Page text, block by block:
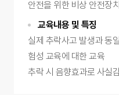
안전을 위한 비상 안전장
교육내용 및 특징
실제 추락사고 발생과 동
험성 교육에 대한 교육
추락 시 음향효과로 사실